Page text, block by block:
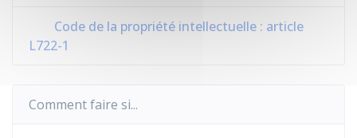
Code de la propriété intellectuelle : article
L722-1
Comment faire si...